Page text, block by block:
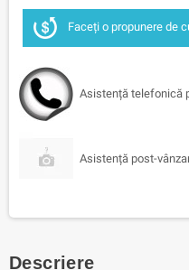
Faceți o propunere de
Asistență telefonică
Asistență post-
Descriere